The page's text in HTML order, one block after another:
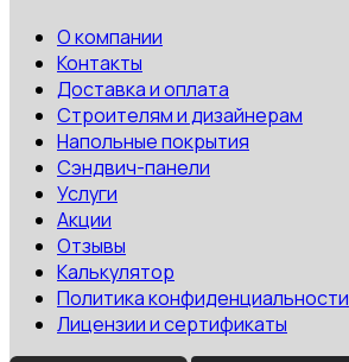
О компании
Контакты
Доставка и оплата
Строителям и дизайнерам
Напольные покрытия
Сэндвич-панели
Услуги
Акции
Отзывы
Калькулятор
Политика конфиденциальности
Лицензии и сертификаты